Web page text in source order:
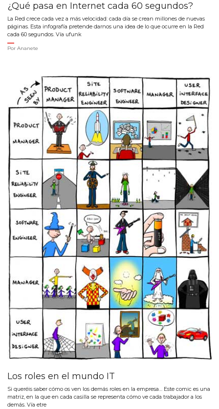
¿Qué pasa en Internet cada 60 segundos?
La Red crece cada vez a más velocidad: cada día se crean millones de nuevas
páginas. Esta infografía pretende darnos una idea de lo que ocurre en la Red
cada 60 segundos. Vía ufunk
Por Ananete
Los roles en el mundo IT
Si queréis saber cómo os ven los demás roles en la empresa… Este comic es una
matriz, en la que en cada casilla se representa cómo ve cada trabajador a los
demás. Vía etre